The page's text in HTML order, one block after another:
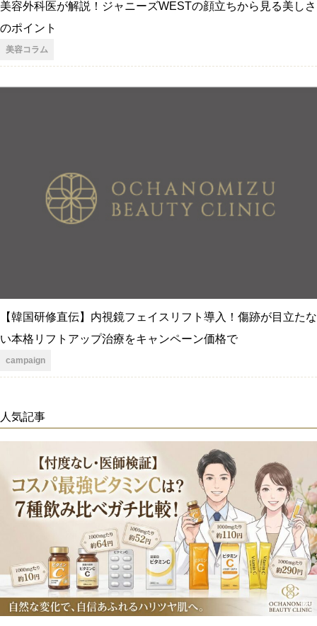
美容外科医が解説！ジャニーズWESTの顔立ちから見る美しさ
のポイント
美容コラム
【韓国研修直伝】内視鏡フェイスリフト導入！傷跡が目立たな
い本格リフトアップ治療をキャンペーン価格で
campaign
人気記事